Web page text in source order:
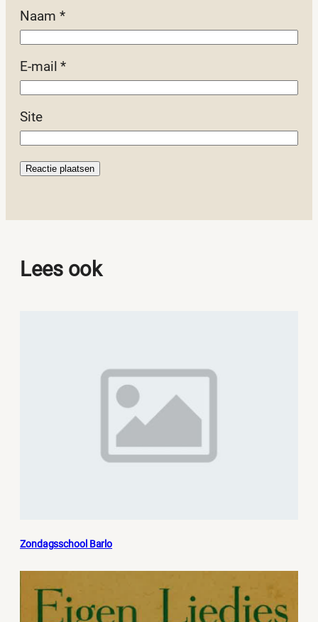
Naam *
E-mail*
Site
Lees ook
Zondagsschool Barlo